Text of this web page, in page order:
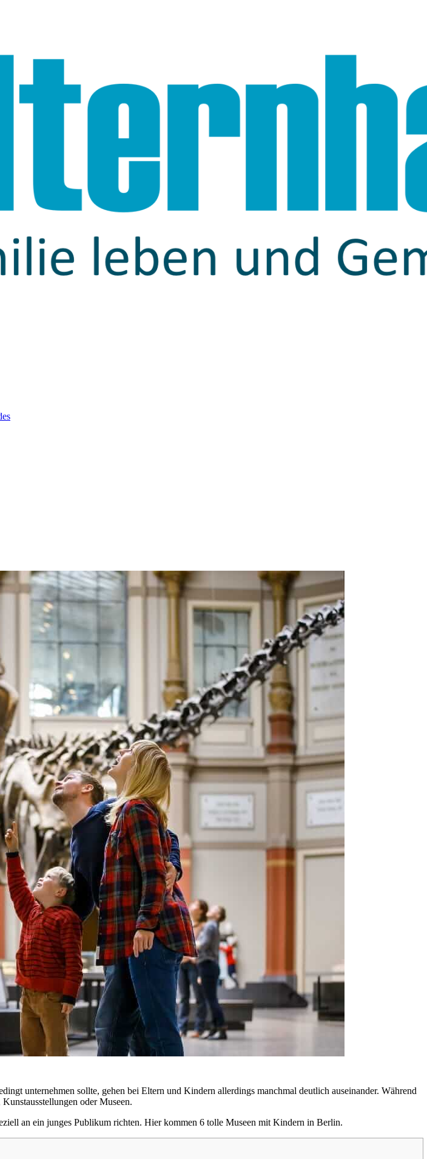
unternehmen sollte, gehen bei Eltern und Kindern allerdings manchmal deutlich auseinander. Während
oder Museen.
an ein junges Publikum richten. Hier kommen 6 tolle Museen mit Kindern in Berlin.